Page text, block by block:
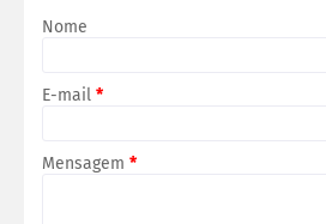
Nome
E-mail *
Mensagem *